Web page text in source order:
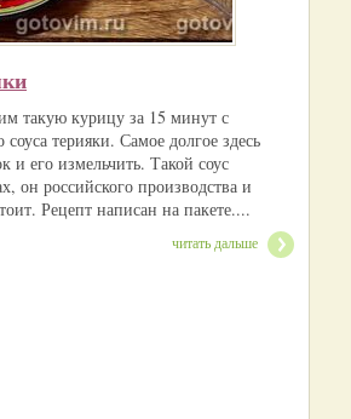
такую курицу за 15 минут с
терияки. Самое долгое здесь
и его измельчить. Такой соус
он российского производства и
Рецепт написан на пакете....
читать дальше